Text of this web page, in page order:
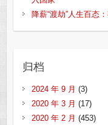
降薪“渡劫”人生百态
归档
2024 年 9 月 (3)
2020 年 3 月 (17)
2020 年 2 月 (453)